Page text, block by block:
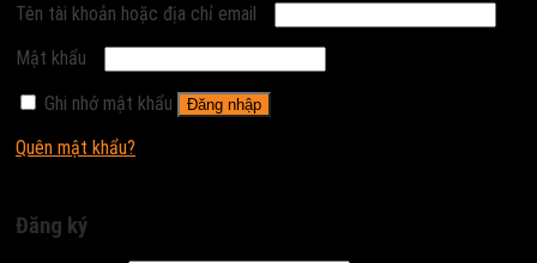
Tên tài khoản hoặc địa chỉ email
Mật khẩu
Ghi nhớ mật khẩu
Đăng nhập
Quên mật khẩu?
Đăng ký